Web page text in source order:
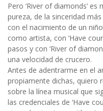
Pero ‘River of diamonds’
pureza, de la sinceridad
con el nacimiento de un
como artista, con ‘Have
pasos y con ‘River of
una velocidad de crucero.
Antes de adentrarme en el
propiamente dichas, quiero
sobre la línea musical que
las credenciales de ‘Have